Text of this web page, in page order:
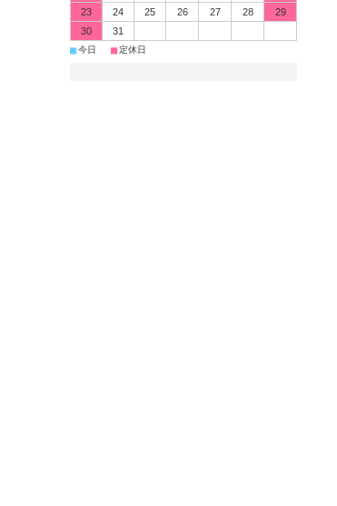
23
24 25 26 27 28
29
30
31
■今日 ■定休日